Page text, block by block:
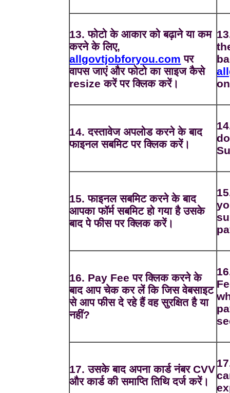
13. फोटो के आकार को बढ़ाने या कम
करने के लिए,
allgovtjobforyou.com पर
वापस जाएं और फोटो का साइज कैसे
resize करें पर क्लिक करें।
14. दस्तावेज अपलोड करने के बाद
फाइनल सबमिट पर क्लिक करें।
15. फाइनल सबमिट करने के बाद
आपका फॉर्म सबमिट हो गया है उसके
बाद पे फीस पर क्लिक करें।
16. Pay Fee पर क्लिक करने के
बाद आप चेक कर लें कि जिस वेबसाइट
से आप फीस दे रहे हैं वह सुरक्षित है या
नहीं?
17. उसके बाद अपना कार्ड नंबर CVV
और कार्ड की समाप्ति तिथि दर्ज करें।